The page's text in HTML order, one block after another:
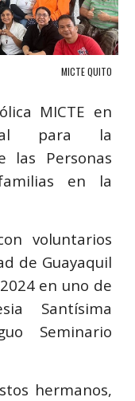
MICTE QUITO
MICTE en
para la
las Personas
en la
voluntarios
de Guayaquil
en uno de
Santísima
Seminario
hermanos,